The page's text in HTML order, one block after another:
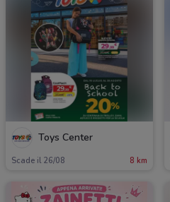
Toys Center
Scade il 26/08 8 km